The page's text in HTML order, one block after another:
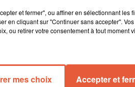
route plus sure. Avec des regles
et s'attacher comme tout le
des Pompiers des Bouches-
sera sur place samedi. Il devrait
sera déjà présent demain
en Grand.
et fermer", ou affiner en sélectionnant les
en cliquant sur "Continuer sans accepter".
ou retirer votre consentement à tout moment
mes choix Accepter et